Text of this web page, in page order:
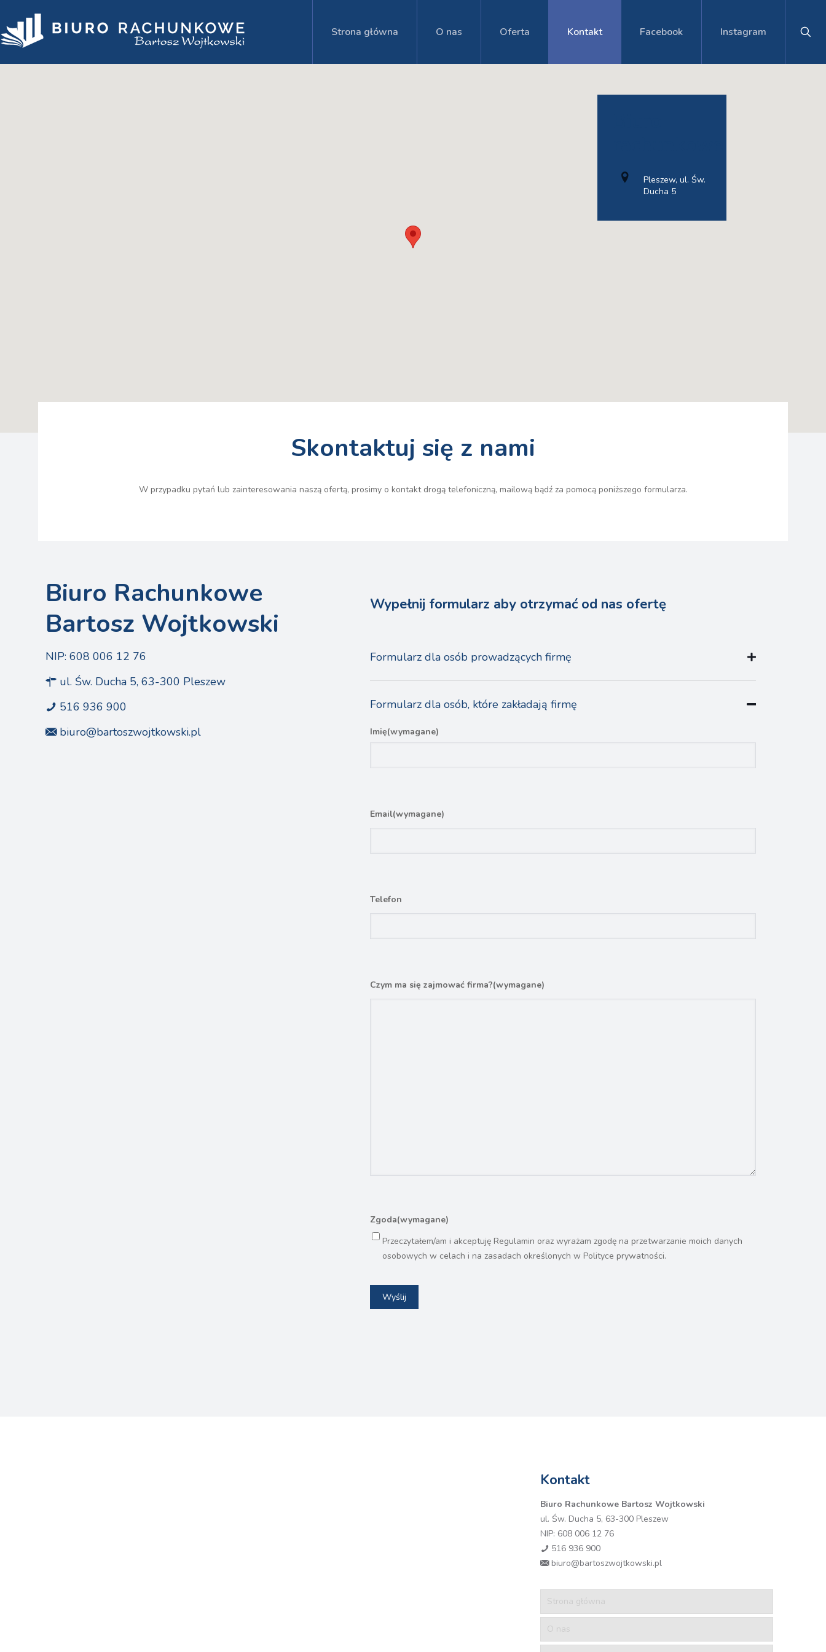
Strona główna O nas Oferta Kontakt Facebook Instagram
Pleszew, ul. Św.
Ducha 5
Skontaktuj się z nami
W przypadku pytań lub zainteresowania naszą ofertą, prosimy o kontakt drogą telefoniczną, mailową bądź za pomocą poniższego formularza.
Biuro Rachunkowe
Bartosz Wojtkowski
NIP: 608 006 12 76
ul. Św. Ducha 5, 63-300 Pleszew
516 936 900
biuro@bartoszwojtkowski.pl
Wypełnij formularz aby otrzymać od nas ofertę
Formularz dla osób prowadzących firmę
Formularz dla osób, które zakładają firmę
Imię(wymagane)
Email(wymagane)
Telefon
Czym ma się zajmować firma?(wymagane)
Zgoda(wymagane)
Przeczytałem/am i akceptuję Regulamin oraz wyrażam zgodę na przetwarzanie moich danych
osobowych w celach i na zasadach określonych w Polityce prywatności.
Kontakt
Biuro Rachunkowe Bartosz Wojtkowski
ul. Św. Ducha 5, 63-300 Pleszew
NIP: 608 006 12 76
516 936 900
biuro@bartoszwojtkowski.pl
Strona główna
O nas